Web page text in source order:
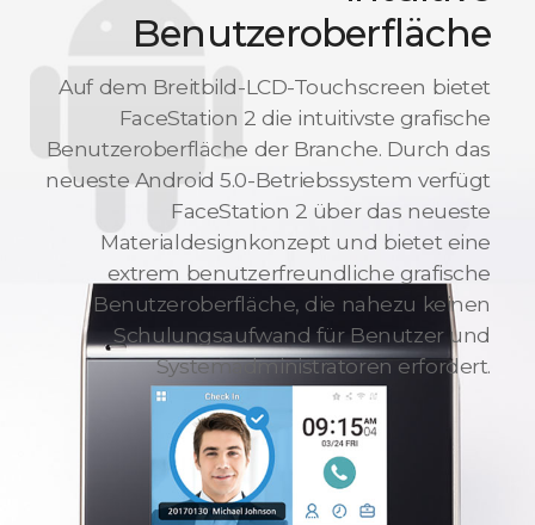
Benutzeroberfläche
Auf dem Breitbild-LCD-Touchscreen bietet
FaceStation 2 die intuitivste grafische
Benutzeroberfläche der Branche. Durch das
neueste Android 5.0-Betriebssystem verfügt
FaceStation 2 über das neueste
Materialdesignkonzept und bietet eine
extrem benutzerfreundliche grafische
Benutzeroberfläche, die nahezu keinen
Schulungsaufwand für Benutzer und
Systemadministratoren erfordert.